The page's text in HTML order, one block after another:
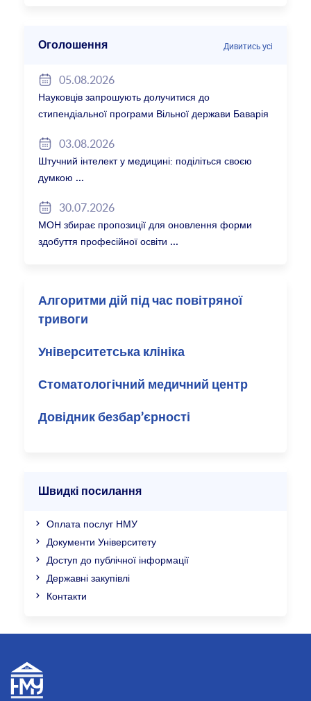
Оголошення Дивитись усі
05.08.2026
Науковців запрошують долучитися до
стипендіальної програми Вільної держави Баварія
03.08.2026
Штучний інтелект у медицині: поділіться своєю
думкою
30.07.2026
МОН збирає пропозиції для оновлення форми
здобуття професійної освіти
Алгоритми дій під час повітряної
тривоги
Університетська клініка
Стоматологічний медичний центр
Довідник безбар’єрності
Швидкі посилання
Оплата послуг НМУ
Документи Університету
Доступ до публічної інформації
Державні закупівлі
Контакти